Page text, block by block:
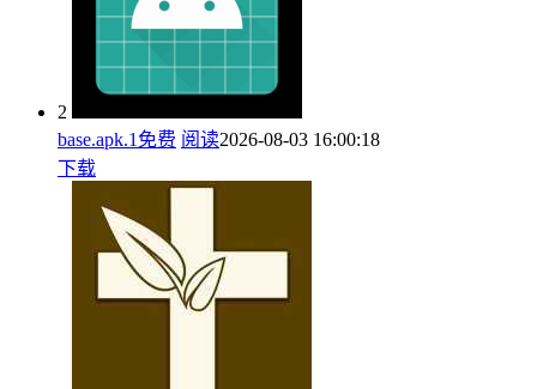
2
base.apk.1免费 阅读2026-08-03 16:00:18
下载